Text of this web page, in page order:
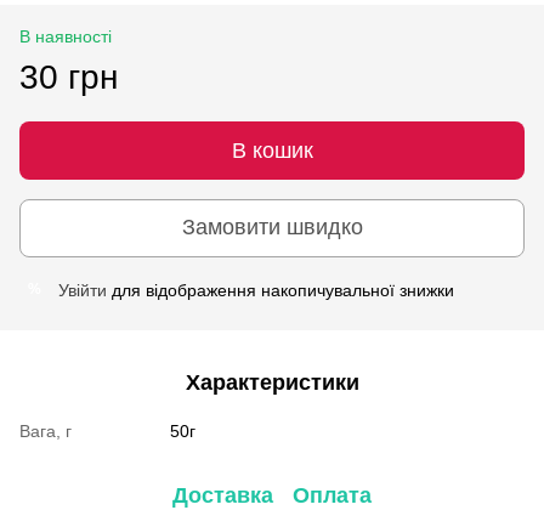
В наявності
30 грн
В кошик
Замовити швидко
Увійти для відображення накопичувальної знижки
Характеристики
Вага, г 50г
Доставка Оплата